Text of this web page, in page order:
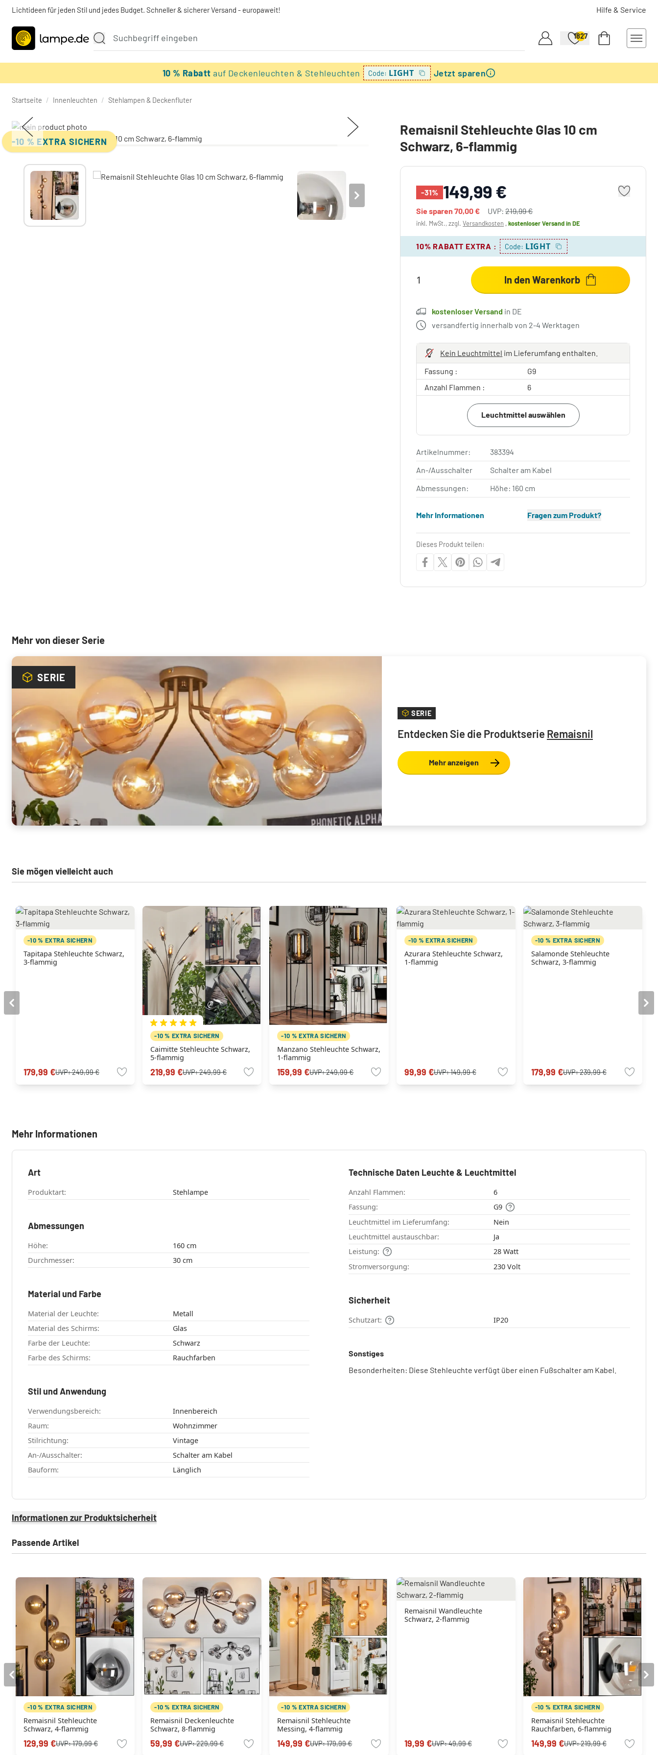
Lichtideen für jeden Stil und jedes Budget. Schneller & sicherer Versand - europaweit! Hilfe & Service
1827
10 % Rabattauf Deckenleuchten & Stehleuchten Code: LIGHT Jetzt sparen
Startseite / Innenleuchten / Stehlampen & Deckenfluter
-10 % EXTRA SICHERN
Remaisnil Stehleuchte Glas 10 cm
Schwarz, 6-flammig
-31% 149,99 €
Sie sparen70,00 € UVP:219,99 €
inkl. MwSt., zzgl.Versandkosten ,kostenloser Versandin DE
10% RABATT EXTRA : Code: LIGHT
In den Warenkorb
kostenloser Versand in DE
versandfertig innerhalb von 2-4 Werktagen
Kein Leuchtmittel im Lieferumfang enthalten.
Fassung :
G9
Anzahl Flammen :
6
Leuchtmittel auswählen
Artikelnummer:
383394
An-/Ausschalter
Schalter am Kabel
Abmessungen:
Höhe: 160 cm
Mehr Informationen Fragen zum Produkt?
Dieses Produkt teilen:
Mehr von dieser Serie
SERIE
SERIE
Entdecken Sie die Produktserie Remaisnil
Mehr anzeigen
Sie mögen vielleicht auch
-10 % EXTRA SICHERN
Tapitapa Stehleuchte Schwarz,
3-flammig
179,99 €UVP:249,99 €
-10 % EXTRA SICHERN
Caimitte Stehleuchte Schwarz,
5-flammig
219,99 €UVP:249,99 €
-10 % EXTRA SICHERN
Manzano Stehleuchte Schwarz,
1-flammig
159,99 €UVP:249,99 €
-10 % EXTRA SICHERN
Azurara Stehleuchte Schwarz,
1-flammig
99,99 €UVP:149,99 €
-10 % EXTRA SICHERN
Salamonde Stehleuchte
Schwarz, 3-flammig
179,99 €UVP:239,99 €
Mehr Informationen
Art
Produktart: Stehlampe
Abmessungen
Höhe:
160 cm
Durchmesser:
30 cm
Material und Farbe
Material der Leuchte:
Metall
Material des Schirms:
Glas
Farbe der Leuchte:
Schwarz
Farbe des Schirms:
Rauchfarben
Stil und Anwendung
Verwendungsbereich:
Innenbereich
Raum:
Wohnzimmer
Stilrichtung:
Vintage
An-/Ausschalter:
Schalter am Kabel
Bauform:
Länglich
Technische Daten Leuchte & Leuchtmittel
Anzahl Flammen:
6
Fassung:
G9
Leuchtmittel im Lieferumfang:
Nein
Leuchtmittel austauschbar:
Ja
Leistung:
28 Watt
Stromversorgung:
230 Volt
Sicherheit
Schutzart: IP20
Sonstiges
Besonderheiten: Diese Stehleuchte verfügt über einen Fußschalter am Kabel.
Informationen zur Produktsicherheit
Passende Artikel
-10 % EXTRA SICHERN
Remaisnil Stehleuchte
Schwarz, 4-flammig
129,99 €UVP:179,99 €
-10 % EXTRA SICHERN
Remaisnil Deckenleuchte
Schwarz, 8-flammig
59,99 €UVP:229,99 €
-10 % EXTRA SICHERN
Remaisnil Stehleuchte
Messing, 4-flammig
149,99 €UVP:179,99 €
Remaisnil Wandleuchte
Schwarz, 2-flammig
19,99 €UVP:49,99 €
-10 % EXTRA SICHERN
Remaisnil Stehleuchte
Rauchfarben, 6-flammig
149,99 €UVP:219,99 €